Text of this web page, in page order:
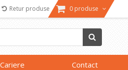
Retur produse 0 produse
Cariere Contact